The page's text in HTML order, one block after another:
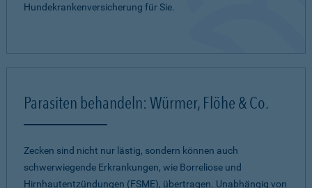
Hundekrankenversicherung für Sie.
Parasiten behandeln: Würmer, Flöhe & Co.
Zecken sind nicht nur lästig, sondern können auch
schwerwiegende Erkrankungen, wie Borreliose und
Hirnhautentzündungen (FSME), übertragen. Unabhängig von